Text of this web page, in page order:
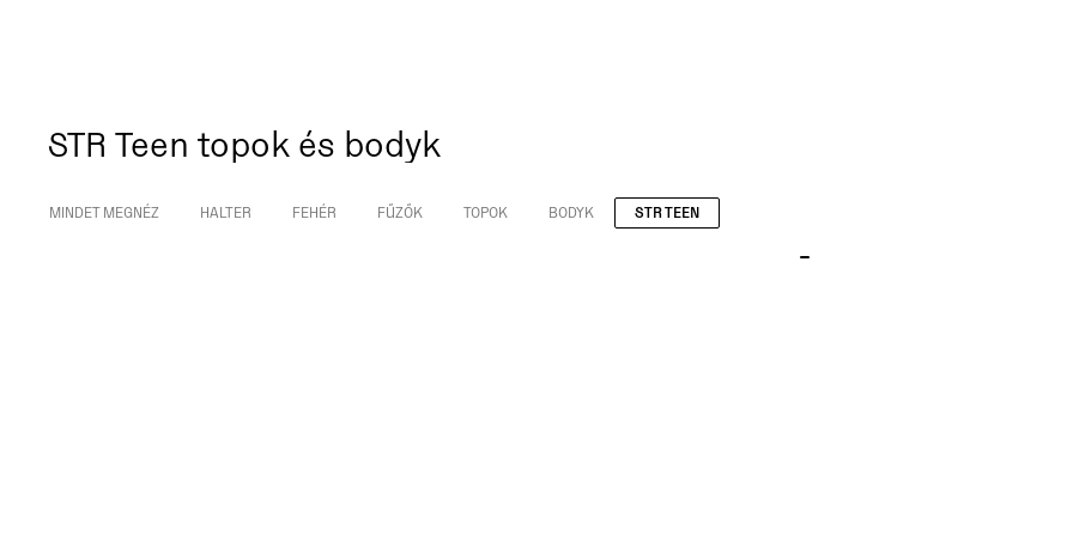
STR Teen topok és bodyk
MINDET MEGNÉZ HALTER FEHÉR FŰZŐK TOPOK BODYK STR TEEN